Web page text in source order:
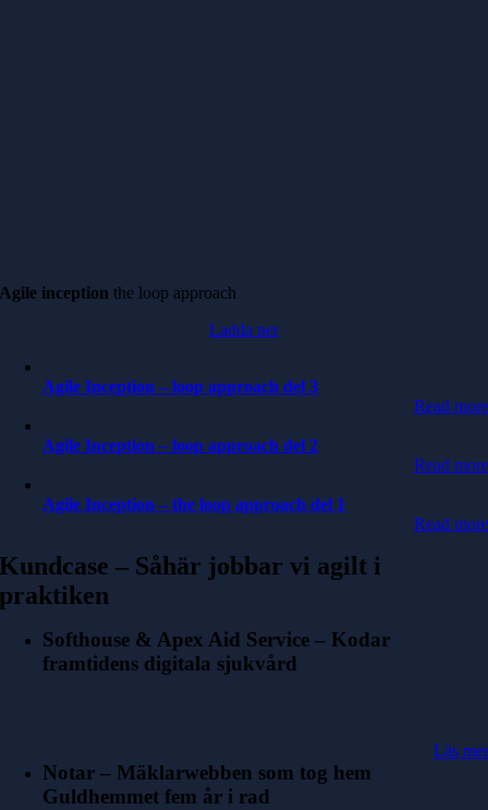
Agile inception the loop approach
Ladda ner
Agile Inception – loop approach del 3
Read more
Agile Inception – loop approach del 2
Read more
Agile Inception – the loop approach del 1
Read more
Kundcase – Såhär jobbar vi agilt i
praktiken
Softhouse & Apex Aid Service – Kodar
framtidens digitala sjukvård
Läs mer
Notar – Mäklarwebben som tog hem
Guldhemmet fem år i rad